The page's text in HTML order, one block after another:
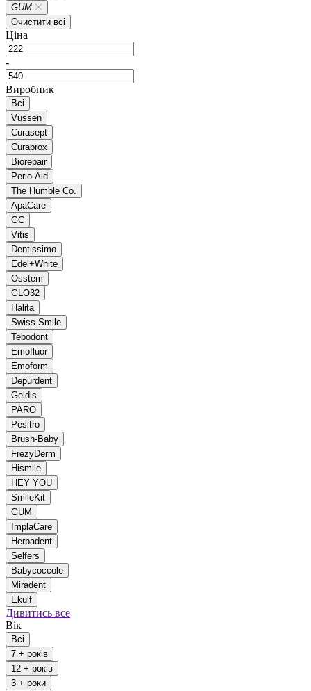
GUM
Очистити всі
Ціна
-
Виробник
Всі
Vussen
Curasept
Curaprox
Biorepair
Perio Aid
The Humble Co.
ApaCare
GC
Vitis
Dentissimo
Edel+White
Osstem
GLO32
Halita
Swiss Smile
Tebodont
Emofluor
Emoform
Depurdent
Geldis
PARO
Pesitro
Brush-Baby
FrezyDerm
Hismile
HEY YOU
SmileKit
GUM
ImplaCare
Herbadent
Selfers
Babycoccole
Miradent
Ekulf
Дивитись все
Вік
Всі
7 + років
12 + років
3 + роки